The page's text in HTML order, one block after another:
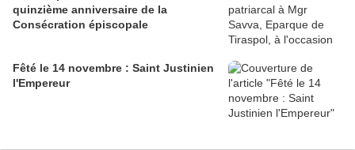
quinzième anniversaire de la
Consécration épiscopale
Fêté le 14 novembre : Saint Justinien
l'Empereur